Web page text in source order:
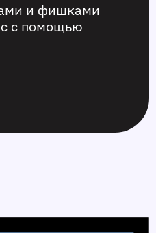
и фишками
с помощью